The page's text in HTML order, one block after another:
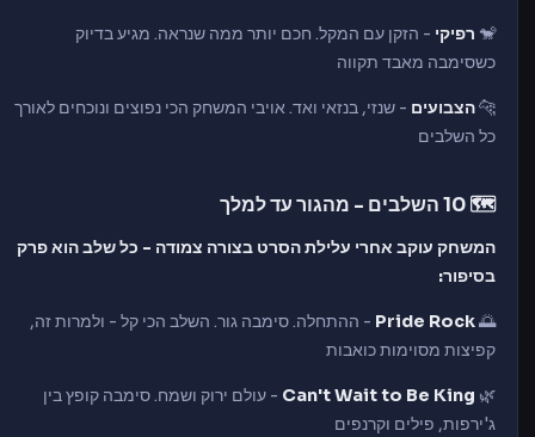
🐒 רפיקי - הזקן עם המקל. חכם יותר ממה שנראה. מגיע בדיוק
כשסימבה מאבד תקווה
🐆הצבועים - שנזי, בנזאי ואד. אויבי המשחק הכי נפוצים ונוכחים לאורך
כל השלבים
🗺️ 10 השלבים - מהגור עד למלך
המשחק עוקב אחרי עלילת הסרט בצורה צמודה - כל שלב הוא פרק
בסיפור:
🌅
Pride Rock - ההתחלה. סימבה גור. השלב הכי קל - ולמרות זה,
קפיצות מסוימות כואבות
🌿
Can't Wait to Be King - עולם ירוק ושמח. סימבה קופץ בין
ג'ירפות, פילים וקרנפים